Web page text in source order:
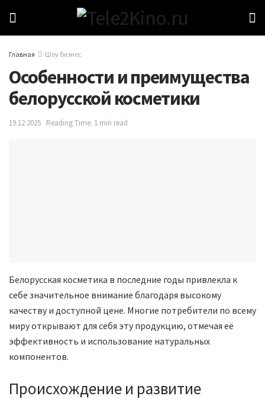
Главная Шоу бизнес
Особенности и преимущества
белорусской косметики
19.12.2025 Reading Time: 1 min read
Белорусская косметика в последние годы привлекла к
себе значительное внимание благодаря высокому
качеству и доступной цене. Многие потребители по всему
миру открывают для себя эту продукцию, отмечая её
эффективность и использование натуральных
компонентов.
Происхождение и развитие